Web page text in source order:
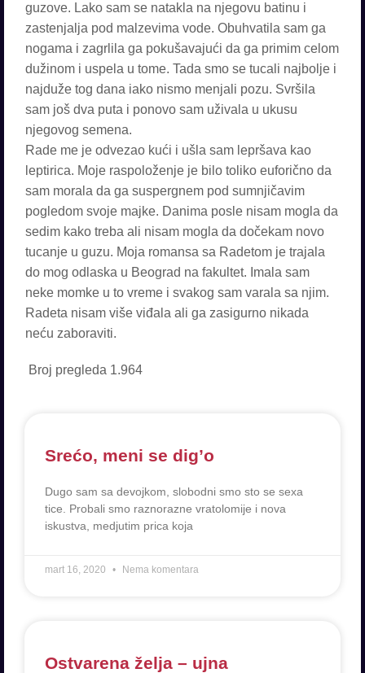
guzove. Lako sam se natakla na njegovu batinu i
zastenjalja pod malzevima vode. Obuhvatila sam ga
nogama i zagrlila ga pokušavajući da ga primim celom
dužinom i uspela u tome. Tada smo se tucali najbolje i
najduže tog dana iako nismo menjali pozu. Svršila
sam još dva puta i ponovo sam uživala u ukusu
njegovog semena.
Rade me je odvezao kući i ušla sam lepršava kao
leptirica. Moje raspoloženje je bilo toliko euforično da
sam morala da ga suspergnem pod sumnjičavim
pogledom svoje majke. Danima posle nisam mogla da
sedim kako treba ali nisam mogla da dočekam novo
tucanje u guzu. Moja romansa sa Radetom je trajala
do mog odlaska u Beograd na fakultet. Imala sam
neke momke u to vreme i svakog sam varala sa njim.
Radeta nisam više viđala ali ga zasigurno nikada
neću zaboraviti.
Broj pregleda 1.964
Srećo, meni se dig’o
Dugo sam sa devojkom, slobodni smo sto se sexa
tice. Probali smo raznorazne vratolomije i nova
iskustva, medjutim prica koja
mart 16, 2020 Nema komentara
Ostvarena želja – ujna